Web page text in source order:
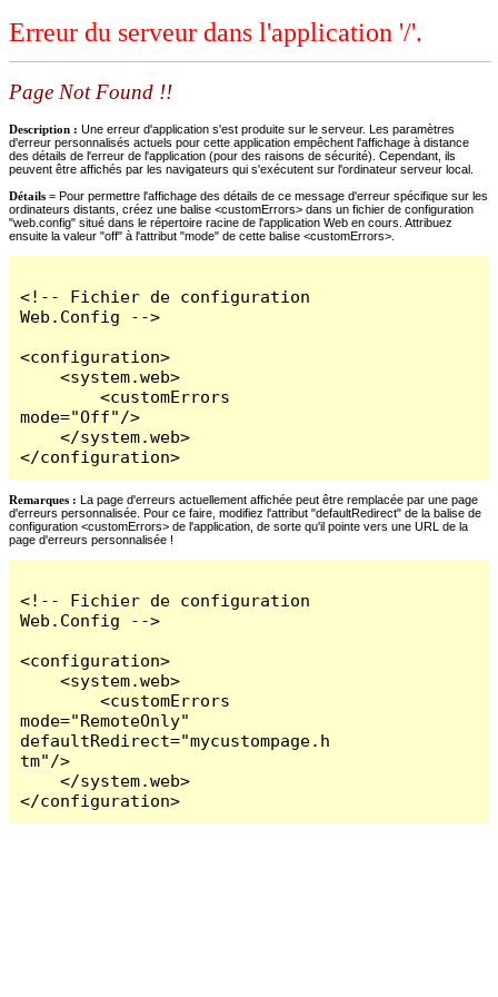
Erreur du serveur dans l'application '/'.
Page Not Found !!
Description : Une erreur d'application s'est produite sur le serveur. Les paramètres
d'erreur personnalisés actuels pour cette application empêchent l'affichage à distance
des détails de l'erreur de l'application (pour des raisons de sécurité). Cependant, ils
peuvent être affichés par les navigateurs qui s'exécutent sur l'ordinateur serveur local.
Détails = Pour permettre l'affichage des détails de ce message d'erreur spécifique sur les
ordinateurs distants, créez une balise <customErrors> dans un fichier de configuration
"web.config" situé dans le répertoire racine de l'application Web en cours. Attribuez
ensuite la valeur "off" à l'attribut "mode" de cette balise <customErrors>.
<!-- Fichier de configuration
Web.Config -->
<configuration>
    <system.web>
        <customErrors
mode="Off"/>
    </system.web>
</configuration>
Remarques : La page d'erreurs actuellement affichée peut être remplacée par une page
d'erreurs personnalisée. Pour ce faire, modifiez l'attribut "defaultRedirect" de la balise de
configuration <customErrors> de l'application, de sorte qu'il pointe vers une URL de la
page d'erreurs personnalisée !
<!-- Fichier de configuration
Web.Config -->
<configuration>
    <system.web>
        <customErrors
mode="RemoteOnly"
defaultRedirect="mycustompage.h
tm"/>
    </system.web>
</configuration>